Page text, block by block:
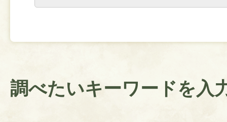
調べたいキーワードを入